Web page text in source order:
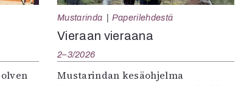
Mustarinda Paperilehdestä
Vieraan vieraana
2–3/2026
Mustarindan kesäohjelma